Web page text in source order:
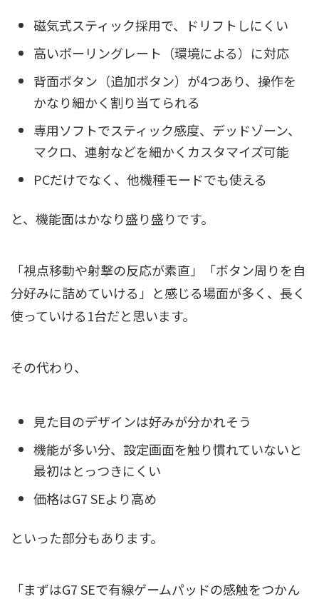
磁気式スティック採用で、ドリフトしにくい
高いポーリングレート（環境による）に対応
背面ボタン（追加ボタン）が4つあり、操作を
かなり細かく割り当てられる
専用ソフトでスティック感度、デッドゾーン、
マクロ、連射などを細かくカスタマイズ可能
PCだけでなく、他機種モードでも使える
と、機能面はかなり盛り盛りです。
「視点移動や射撃の反応が素直」「ボタン周りを自
分好みに詰めていける」と感じる場面が多く、長く
使っていける1台だと思います。
その代わり、
見た目のデザインは好みが分かれそう
機能が多い分、設定画面を触り慣れていないと
最初はとっつきにくい
価格はG7 SEより高め
といった部分もあります。
「まずはG7 SEで有線ゲームパッドの感触をつかん